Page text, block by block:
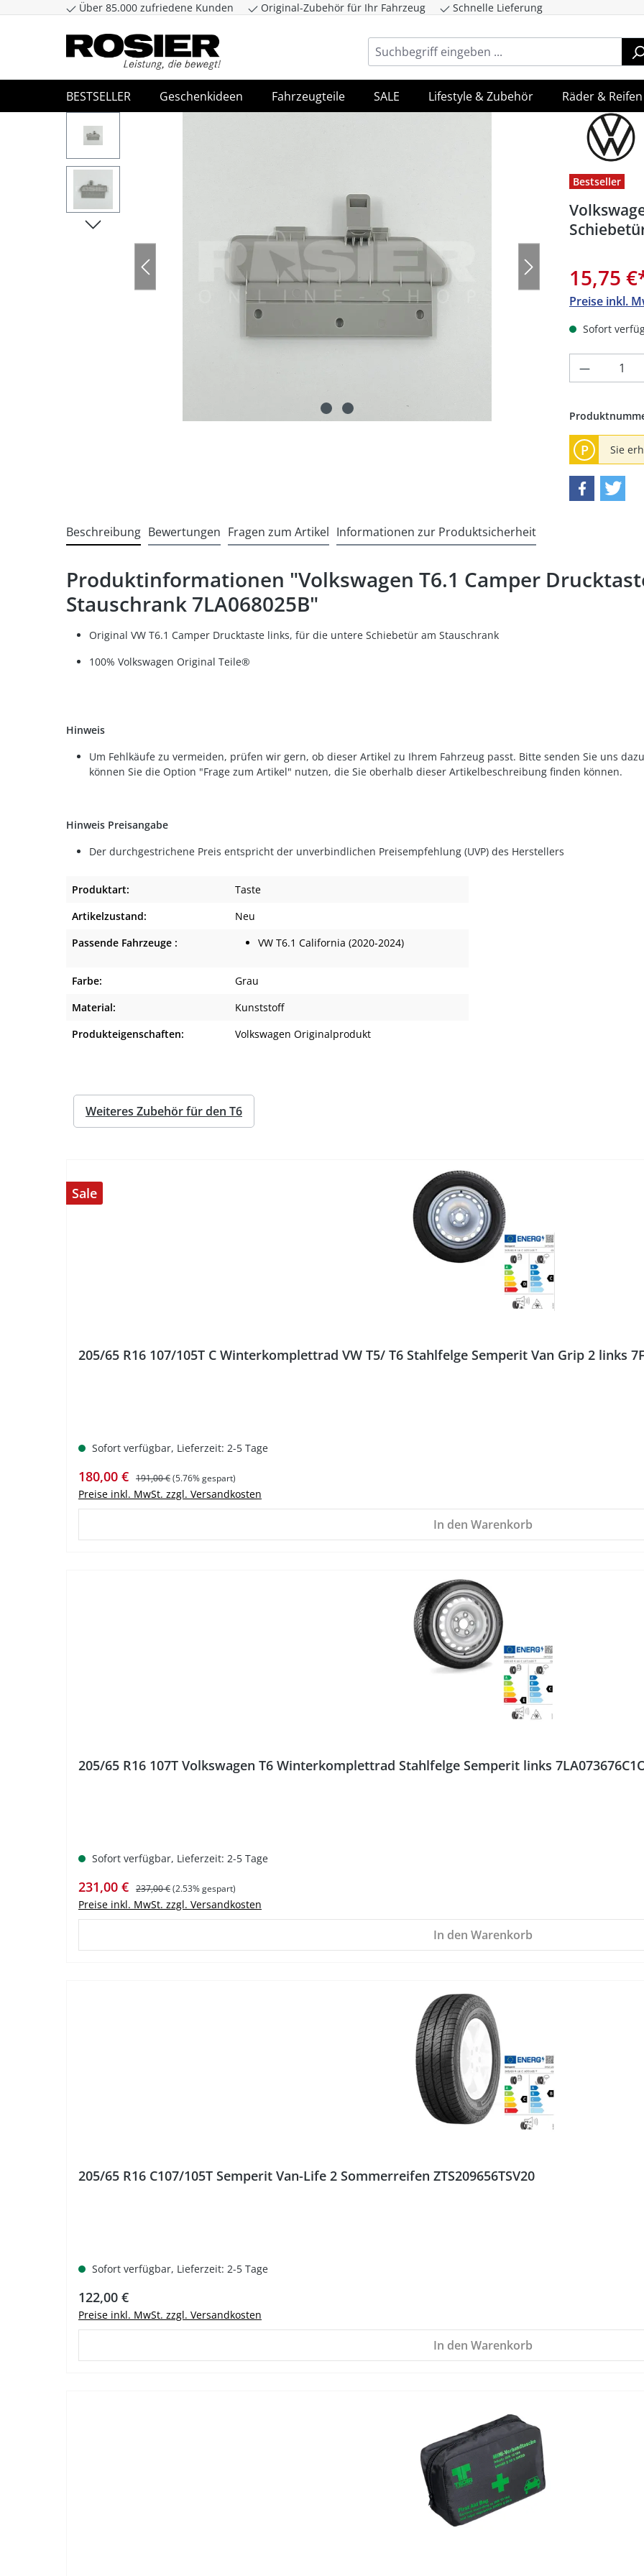
Zum Hauptinhalt springen Zur Suche springen Zur Hauptnavigation springen
Über 85.000 zufriedene Kunden Original-Zubehör für Ihr Fahrzeug Schnelle Lieferung
BESTSELLER Geschenkideen Fahrzeugteile SALE Lifestyle & Zubehör Räder & Reifen
Bestseller
15,75 €
Preise inkl.
Sofort
P Sie
Beschreibung Bewertungen Fragen zum Artikel Informationen zur Produktsicherheit
Produktinformationen "Volkswagen T6.1 Camper
Stauschrank 7LA068025B"
Original VW T6.1 Camper Drucktaste links, für die untere Schiebetür am Stauschrank
100% Volkswagen Original Teile®
Hinweis
Um Fehlkäufe zu vermeiden, prüfen wir gern, ob dieser Artikel zu Ihrem Fahrzeug passt. Bitte senden Sie uns
können Sie die Option "Frage zum Artikel" nutzen, die Sie oberhalb dieser Artikelbeschreibung finden können.
Hinweis Preisangabe
Der durchgestrichene Preis entspricht der unverbindlichen Preisempfehlung (UVP) des Herstellers
Produktart:
Taste
Artikelzustand:
Neu
Passende Fahrzeuge :
VW T6.1 California (2020-2024)
Farbe:
Grau
Material:
Kunststoff
Produkteigenschaften:
Volkswagen Originalprodukt
Weiteres Zubehör für den T6
Sale
205/65 R16 107/105T C Winterkomplettrad VW T5/ T6 Stahlfelge Semperit Van Grip 2 links
Sofort verfügbar, Lieferzeit: 2-5 Tage
Verkaufspreis:
180,00 € Regulärer Preis:
191,00 €(5.76% gespart)
Preise inkl. MwSt. zzgl. Versandkosten
In den Warenkorb
205/65 R16 107T Volkswagen T6 Winterkomplettrad Stahlfelge Semperit links
Sofort verfügbar, Lieferzeit: 2-5 Tage
Verkaufspreis:
231,00 € Regulärer Preis:
237,00 €(2.53% gespart)
Preise inkl. MwSt. zzgl. Versandkosten
In den Warenkorb
205/65 R16 C107/105T Semperit Van-Life 2 Sommerreifen ZTS209656TSV20
Sofort verfügbar, Lieferzeit: 2-5 Tage
Regulärer Preis:
122,00 €
Preise inkl. MwSt. zzgl. Versandkosten
In den Warenkorb